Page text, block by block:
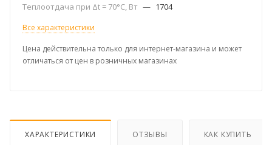
Теплоотдача при Δt = 70°C, Вт — 1704
Все характеристики
Цена действительна только для интернет-магазина и может
отличаться от цен в розничных магазинах
ХАРАКТЕРИСТИКИ ОТЗЫВЫ КАК КУПИТЬ